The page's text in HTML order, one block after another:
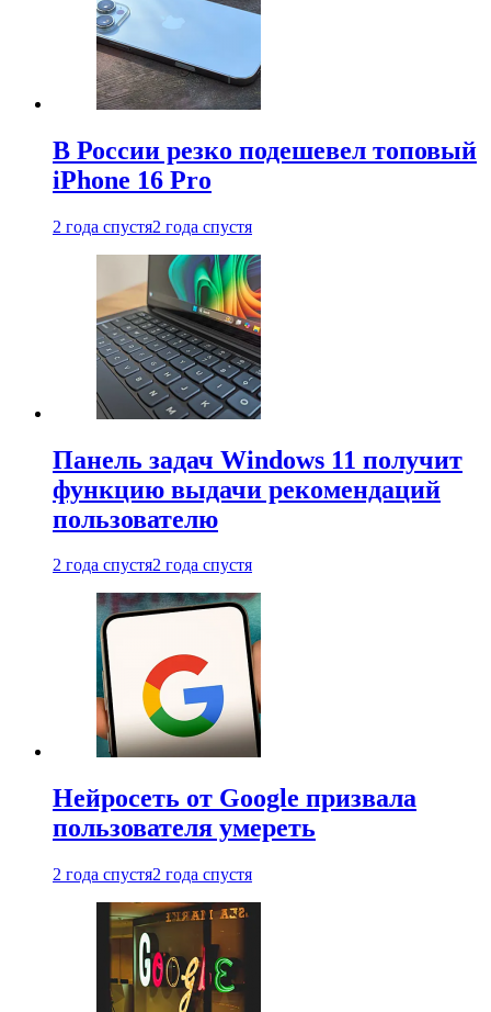
В России резко подешевел топовый
iPhone 16 Pro
2 года спустя2 года спустя
Панель задач Windows 11 получит
функцию выдачи рекомендаций
пользователю
2 года спустя2 года спустя
Нейросеть от Google призвала
пользователя умереть
2 года спустя2 года спустя